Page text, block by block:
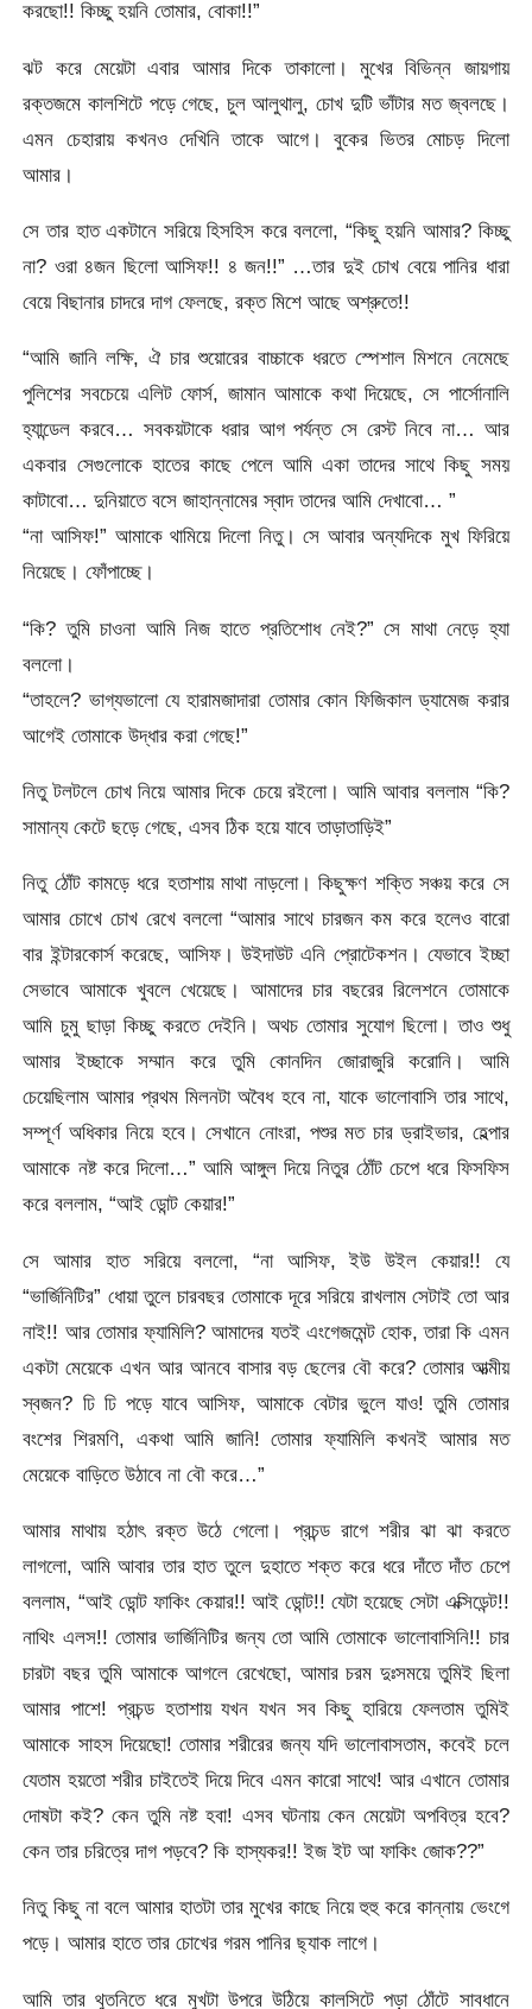
করছো!! কিচ্ছু হয়নি তোমার, বোকা!!”
ঝট করে মেয়েটা এবার আমার দিকে তাকালো। মুখের বিভিন্ন জায়গায়
রক্তজমে কালশিটে পড়ে গেছে, চুল আলুথালু, চোখ দুটি ভাঁটার মত জ্বলছে।
এমন চেহারায় কখনও দেখিনি তাকে আগে। বুকের ভিতর মোচড় দিলো
আমার।
সে তার হাত একটানে সরিয়ে হিসহিস করে বললো, “কিছু হয়নি আমার? কিচ্ছু
না? ওরা ৪জন ছিলো আসিফ!! ৪ জন!!” …তার দুই চোখ বেয়ে পানির ধারা
বেয়ে বিছানার চাদরে দাগ ফেলছে, রক্ত মিশে আছে অশ্রুতে!!
“আমি জানি লক্ষি, ঐ চার শুয়োরের বাচ্চাকে ধরতে স্পেশাল মিশনে নেমেছে
পুলিশের সবচেয়ে এলিট ফোর্স, জামান আমাকে কথা দিয়েছে, সে পার্সোনালি
হ্যান্ডেল করবে… সবকয়টাকে ধরার আগ পর্যন্ত সে রেস্ট নিবে না… আর
একবার সেগুলোকে হাতের কাছে পেলে আমি একা তাদের সাথে কিছু সময়
কাটাবো… দুনিয়াতে বসে জাহান্নামের স্বাদ তাদের আমি দেখাবো… ”
“না আসিফ!” আমাকে থামিয়ে দিলো নিতু। সে আবার অন্যদিকে মুখ ফিরিয়ে
নিয়েছে। ফোঁপাচ্ছে।
“কি? তুমি চাওনা আমি নিজ হাতে প্রতিশোধ নেই?” সে মাথা নেড়ে হ্যা
বললো।
“তাহলে? ভাগ্যভালো যে হারামজাদারা তোমার কোন ফিজিকাল ড্যামেজ করার
আগেই তোমাকে উদ্ধার করা গেছে!”
নিতু টলটলে চোখ নিয়ে আমার দিকে চেয়ে রইলো। আমি আবার বললাম “কি?
সামান্য কেটে ছড়ে গেছে, এসব ঠিক হয়ে যাবে তাড়াতাড়িই”
নিতু ঠোঁট কামড়ে ধরে হতাশায় মাথা নাড়লো। কিছুক্ষণ শক্তি সঞ্চয় করে সে
আমার চোখে চোখ রেখে বললো “আমার সাথে চারজন কম করে হলেও বারো
বার ইন্টারকোর্স করেছে, আসিফ। উইদাউট এনি প্রোটেকশন। যেভাবে ইচ্ছা
সেভাবে আমাকে খুবলে খেয়েছে। আমাদের চার বছরের রিলেশনে তোমাকে
আমি চুমু ছাড়া কিচ্ছু করতে দেইনি। অথচ তোমার সুযোগ ছিলো। তাও শুধু
আমার ইচ্ছাকে সম্মান করে তুমি কোনদিন জোরাজুরি করোনি। আমি
চেয়েছিলাম আমার প্রথম মিলনটা অবৈধ হবে না, যাকে ভালোবাসি তার সাথে,
সম্পূর্ণ অধিকার নিয়ে হবে। সেখানে নোংরা, পশুর মত চার ড্রাইভার, হেল্পার
আমাকে নষ্ট করে দিলো…” আমি আঙ্গুল দিয়ে নিতুর ঠোঁট চেপে ধরে ফিসফিস
করে বললাম, “আই ডোন্ট কেয়ার!”
সে আমার হাত সরিয়ে বললো, “না আসিফ, ইউ উইল কেয়ার!! যে
“ভার্জিনিটির” ধোয়া তুলে চারবছর তোমাকে দূরে সরিয়ে রাখলাম সেটাই তো আর
নাই!! আর তোমার ফ্যামিলি? আমাদের যতই এংগেজমেন্ট হোক, তারা কি এমন
একটা মেয়েকে এখন আর আনবে বাসার বড় ছেলের বৌ করে? তোমার আত্মীয়
স্বজন? ঢি ঢি পড়ে যাবে আসিফ, আমাকে বেটার ভুলে যাও! তুমি তোমার
বংশের শিরমণি, একথা আমি জানি! তোমার ফ্যামিলি কখনই আমার মত
মেয়েকে বাড়িতে উঠাবে না বৌ করে…”
আমার মাথায় হঠাৎ রক্ত উঠে গেলো। প্রচন্ড রাগে শরীর ঝা ঝা করতে
লাগলো, আমি আবার তার হাত তুলে দুহাতে শক্ত করে ধরে দাঁতে দাঁত চেপে
বললাম, “আই ডোন্ট ফাকিং কেয়ার!! আই ডোন্ট!! যেটা হয়েছে সেটা এক্সিডেন্ট!!
নাথিং এলস!! তোমার ভার্জিনিটির জন্য তো আমি তোমাকে ভালোবাসিনি!! চার
চারটা বছর তুমি আমাকে আগলে রেখেছো, আমার চরম দুঃসময়ে তুমিই ছিলা
আমার পাশে! প্রচন্ড হতাশায় যখন যখন সব কিছু হারিয়ে ফেলতাম তুমিই
আমাকে সাহস দিয়েছো! তোমার শরীরের জন্য যদি ভালোবাসতাম, কবেই চলে
যেতাম হয়তো শরীর চাইতেই দিয়ে দিবে এমন কারো সাথে! আর এখানে তোমার
দোষটা কই? কেন তুমি নষ্ট হবা! এসব ঘটনায় কেন মেয়েটা অপবিত্র হবে?
কেন তার চরিত্রে দাগ পড়বে? কি হাস্যকর!! ইজ ইট আ ফাকিং জোক??”
নিতু কিছু না বলে আমার হাতটা তার মুখের কাছে নিয়ে হুহু করে কান্নায় ভেংগে
পড়ে। আমার হাতে তার চোখের গরম পানির ছ্যাক লাগে।
আমি তার থুতনিতে ধরে মুখটা উপরে উঠিয়ে কালসিটে পড়া ঠোঁটে সাবধানে